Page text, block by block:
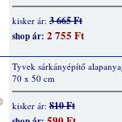
kisker ár: 3 665 Ft
shop ár: 2 755 Ft
Tyvek sárkányépítő
70 x 50 cm
kisker ár: 810 Ft